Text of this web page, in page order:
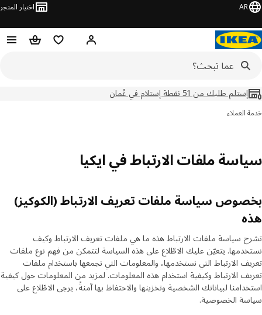
AR اختيار المتجر
مرحباً! تسجيل الدخول أو
قائمه التسوق
حقيبة
إستلم طلبك من 51 نقطة إستلام في عُمان
خدمة العملاء
سياسة ملفات الارتباط في ايكيا
بخصوص سياسة ملفات تعريف الارتباط (الكوكيز)
هذه
تشرح سياسة ملفات الارتباط هذه ما هي ملفات تعريف الارتباط وكيف
نستخدمها. يتعيّن عليك الاطّلاع على هذه السياسة لتتمكن من فهم نوع ملفات
تعريف الارتباط التي نستخدمها، والمعلومات التي نجمعها باستخدام ملفات
تعريف الارتباط وكيفية استخدام هذه المعلومات. لمزيد من المعلومات حول كيفية
استخدامنا لبياناتك الشخصية وتخزينها والاحتفاظ بها آمنةً، يرجى الاطّلاع على
سياسة الخصوصية.